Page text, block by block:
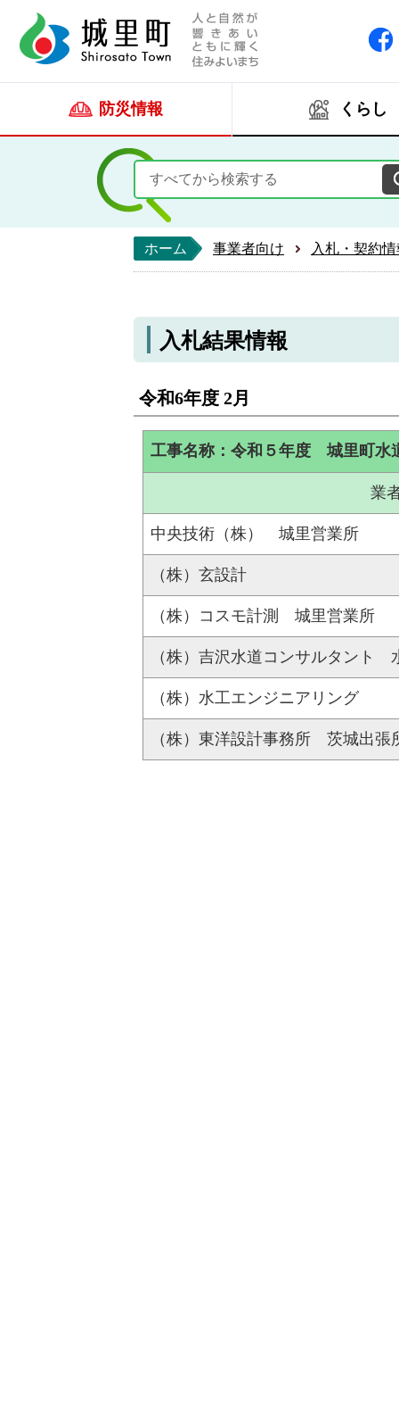
防災情報 くらし
ホーム 事業者向け 入札・契約
入札結果情報
令和6年度 2月
工事名称：令和５年度 城里町
業
中央技術（株） 城里営業所
（株）玄設計
（株）コスモ計測 城里営業所
（株）吉沢水道コンサルタント
（株）水工エンジニアリング
（株）東洋設計事務所 茨城出張